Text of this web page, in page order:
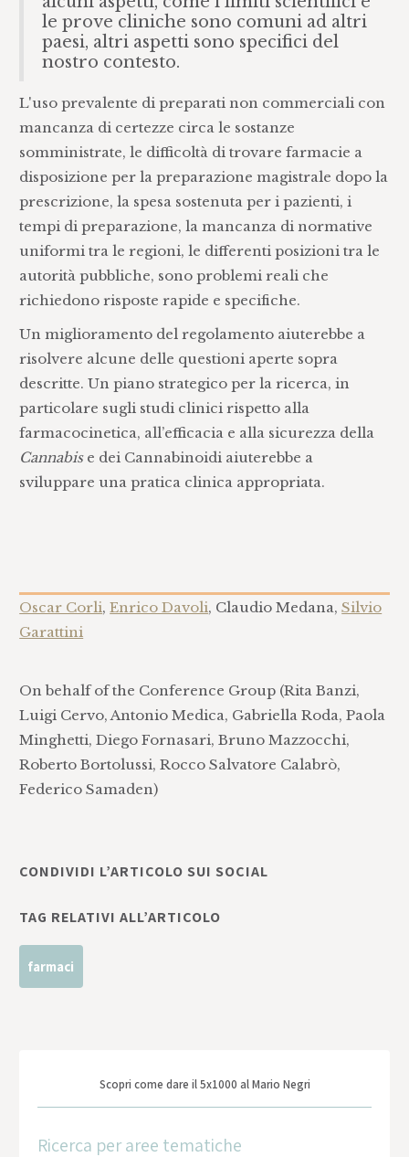
le prove cliniche sono comuni ad altri
paesi, altri aspetti sono specifici del
nostro contesto.
L'uso prevalente di preparati non commerciali con
mancanza di certezze circa le sostanze
somministrate, le difficoltà di trovare farmacie a
disposizione per la preparazione magistrale dopo la
prescrizione, la spesa sostenuta per i pazienti, i
tempi di preparazione, la mancanza di normative
uniformi tra le regioni, le differenti posizioni tra le
autorità pubbliche, sono problemi reali che
richiedono risposte rapide e specifiche.
Un miglioramento del regolamento aiuterebbe a
risolvere alcune delle questioni aperte sopra
descritte. Un piano strategico per la ricerca, in
particolare sugli studi clinici rispetto alla
farmacocinetica, all’efficacia e alla sicurezza della
Cannabis e dei Cannabinoidi aiuterebbe a
sviluppare una pratica clinica appropriata.
Oscar Corli,Enrico Davoli, Claudio Medana,Silvio
Garattini
On behalf of the Conference Group (Rita Banzi,
Luigi Cervo, Antonio Medica, Gabriella Roda, Paola
Minghetti, Diego Fornasari, Bruno Mazzocchi,
Roberto Bortolussi, Rocco Salvatore Calabrò,
Federico Samaden)
CONDIVIDI L’ARTICOLO SUI SOCIAL
TAG RELATIVI ALL’ARTICOLO
farmaci
Scopri come dare il 5x1000 al Mario Negri
Ricerca per aree tematiche